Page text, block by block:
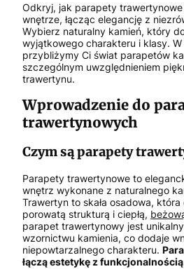
Odkryj, jak parapety
wnętrze, łącząc elegancję z
Wybierz naturalny kamień, który
wyjątkowego charakteru i klasy.
przybliżymy Ci świat parapetów
szczególnym uwzględnieniem
trawertynu.
Wprowadzenie do
trawertynowych
Czym są parapety
Parapety trawertynowe to
wnętrz wykonane z naturalnego
Trawertyn to skała osadowa,
porowatą strukturą i ciepłą,
parapet trawertynowy jest
wzornictwu kamienia, co dodaje
niepowtarzalnego charakteru.
łączą estetykę z funkcjonalnością